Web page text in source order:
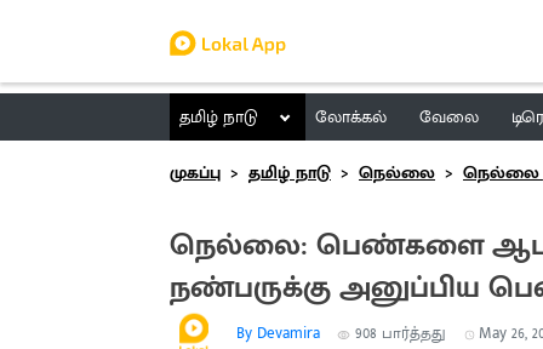
தமிழ் நாடு லோக்கல் வேலை
முகப்பு
தமிழ் நாடு நெல்லை நெல்லை
நெல்லை: பெண்களை
நண்பருக்கு அனுப்பிய
By Devamira 908 பார்த்தது May 26,